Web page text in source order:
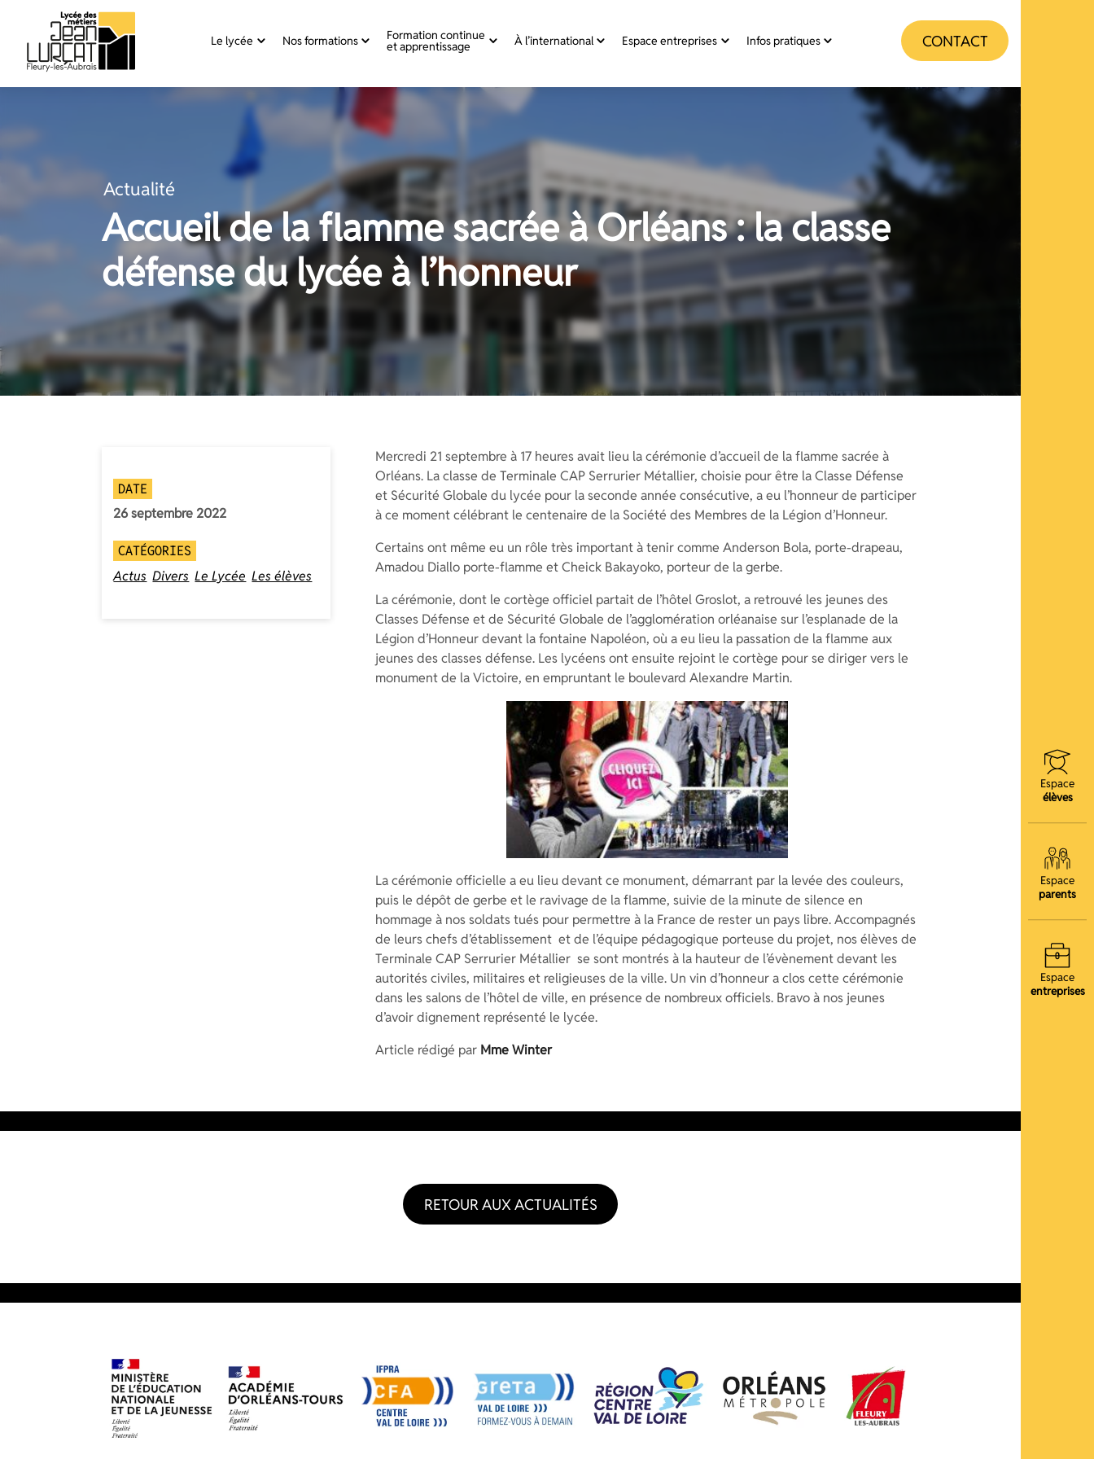
contenu
Le lycée Nos formations Formation continue
et apprentissage À l’international Espace entreprises Infos pratiques CONTACT
Espace
élèves
Espace
parents
Espace
entreprises
Actualité
Accueil de la flamme sacrée à Orléans : la classe
défense du lycée à l’honneur
DATE
26 septembre 2022
CATÉGORIES
Actus Divers Le Lycée Les élèves
Mercredi 21 septembre à 17 heures avait lieu la cérémonie d’accueil de la flamme sacrée à
Orléans. La classe de Terminale CAP Serrurier Métallier, choisie pour être la Classe Défense
et Sécurité Globale du lycée pour la seconde année consécutive, a eu l’honneur de participer
à ce moment célébrant le centenaire de la Société des Membres de la Légion d’Honneur.
Certains ont même eu un rôle très important à tenir comme Anderson Bola, porte-drapeau,
Amadou Diallo porte-flamme et Cheick Bakayoko, porteur de la gerbe.
La cérémonie, dont le cortège officiel partait de l’hôtel Groslot, a retrouvé les jeunes des
Classes Défense et de Sécurité Globale de l’agglomération orléanaise sur l’esplanade de la
Légion d’Honneur devant la fontaine Napoléon, où a eu lieu la passation de la flamme aux
jeunes des classes défense. Les lycéens ont ensuite rejoint le cortège pour se diriger vers le
monument de la Victoire, en empruntant le boulevard Alexandre Martin.
La cérémonie officielle a eu lieu devant ce monument, démarrant par la levée des couleurs,
puis le dépôt de gerbe et le ravivage de la flamme, suivie de la minute de silence en
hommage à nos soldats tués pour permettre à la France de rester un pays libre. Accompagnés
de leurs chefs d’établissement et de l’équipe pédagogique porteuse du projet, nos élèves de
Terminale CAP Serrurier Métallier se sont montrés à la hauteur de l’évènement devant les
autorités civiles, militaires et religieuses de la ville. Un vin d’honneur a clos cette cérémonie
dans les salons de l’hôtel de ville, en présence de nombreux officiels. Bravo à nos jeunes
d’avoir dignement représenté le lycée.
Article rédigé par Mme Winter
RETOUR AUX ACTUALITÉS
Panneau de gestion des cookies